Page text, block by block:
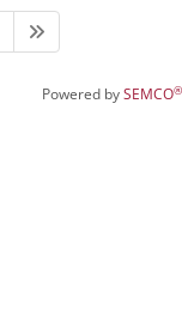
Powered bySEMCO®